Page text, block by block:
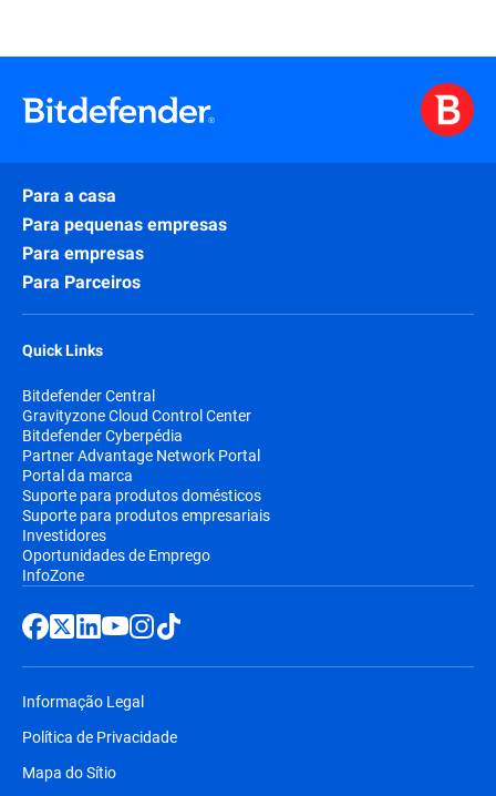
Para a casa
Para pequenas empresas
Para empresas
Para Parceiros
Quick Links
Bitdefender Central
Gravityzone Cloud Control Center
Bitdefender Cyberpédia
Partner Advantage Network Portal
Portal da marca
Suporte para produtos domésticos
Suporte para produtos empresariais
Investidores
Oportunidades de Emprego
InfoZone
Informação Legal
Política de Privacidade
Mapa do Sítio